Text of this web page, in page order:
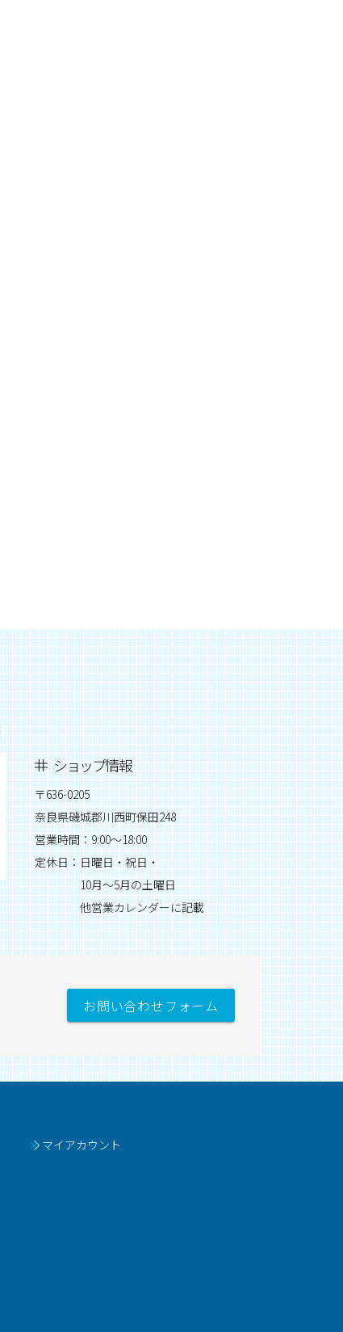
ショップ情報
〒636-0205
奈良県磯城郡川西町保田248
営業時間：9:00～18:00
定休日：日曜日・祝日・
10月～5月の土曜日
他営業カレンダーに記載
お問い合わせフォーム
マイアカウント